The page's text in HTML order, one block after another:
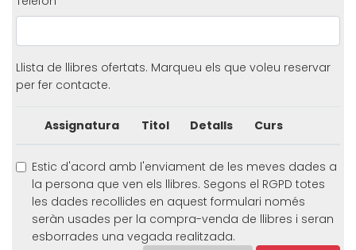
Llista de llibres ofertats. Marqueu els que voleu reservar
per fer contacte.
Assignatura Titol Detalls Curs
Estic d'acord amb l'enviament de les meves dades a
la persona que ven els llibres. Segons el RGPD totes
les dades recollides en aquest formulari només
seràn usades per la compra-venda de llibres i seran
esborrades una vegada realitzada.